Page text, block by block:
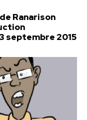
Ranarison
septembre 2015